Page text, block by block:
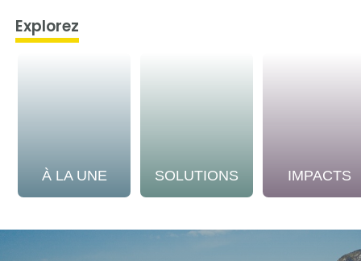
Explorez
À LA UNE SOLUTIONS IMPACTS